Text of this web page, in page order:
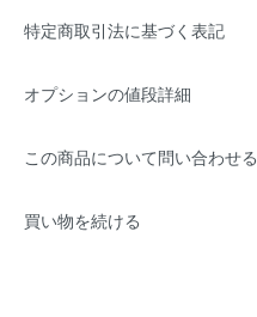
特定商取引法に基づく表記
オプションの値段詳細
この商品について問い合わせる
買い物を続ける